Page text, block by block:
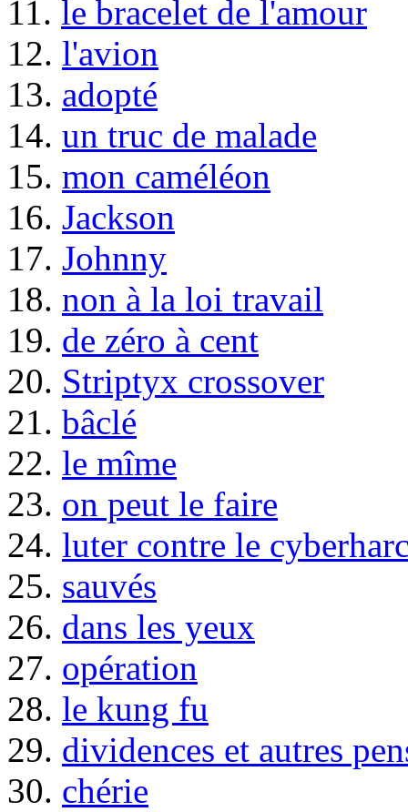
11. le bracelet de l'amour
12. l'avion
13. adopté
14. un truc de malade
15. mon caméléon
16. Jackson
17. Johnny
18. non à la loi travail
19. de zéro à cent
20. Striptyx crossover
21. bâclé
22. le mîme
23. on peut le faire
24. luter contre le
25. sauvés
26. dans les yeux
27. opération
28. le kung fu
29. dividences et autres
30. chérie